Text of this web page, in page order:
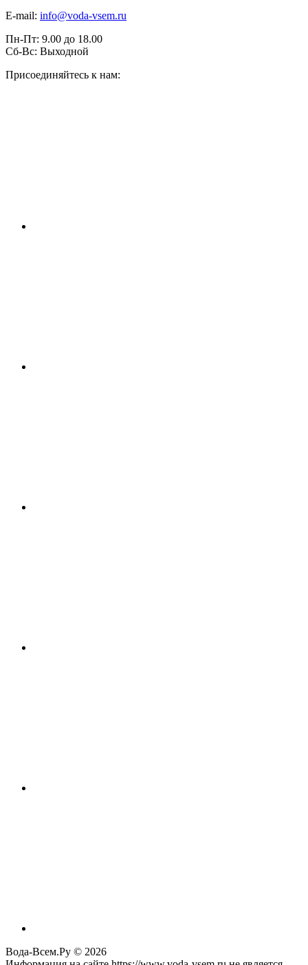
E-mail: info@voda-vsem.ru
Пн-Пт: 9.00 до 18.00
Сб-Вс: Выходной
Присоединяйтесь к нам:
Вода-Всем.Ру © 2026